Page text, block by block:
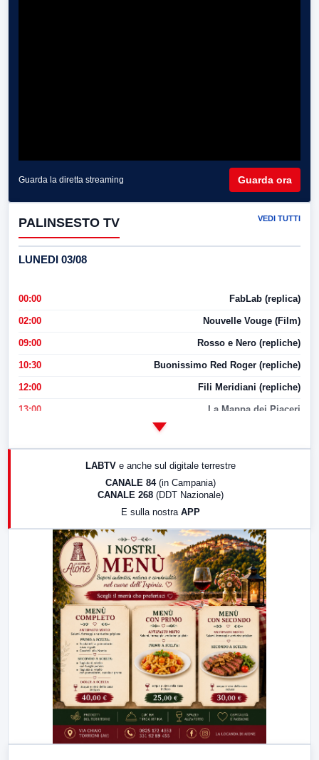
Guarda la diretta streaming Guarda ora
PALINSESTO TV VEDI TUTTI
LUNEDI 03/08
00:00 FabLab (replica)
02:00 Nouvelle Vouge (Film)
09:00 Rosso e Nero (repliche)
10:30 Buonissimo Red Roger (repliche)
12:00 Fili Meridiani (repliche)
13:00 La Mappa dei Piaceri
LabNews (replica)
LABTV e anche sul digitale terrestre
CANALE 84 (in Campania)
CANALE 268 (DDT Nazionale)
E sulla nostra APP